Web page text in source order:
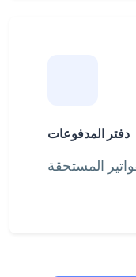
دفتر المدفوعات